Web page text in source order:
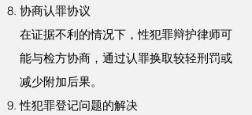
协商认罪协议
在证据不利的情况下，性犯罪辩护律师可
能与检方协商，通过认罪换取较轻刑罚或
减少附加后果。
性犯罪登记问题的解决